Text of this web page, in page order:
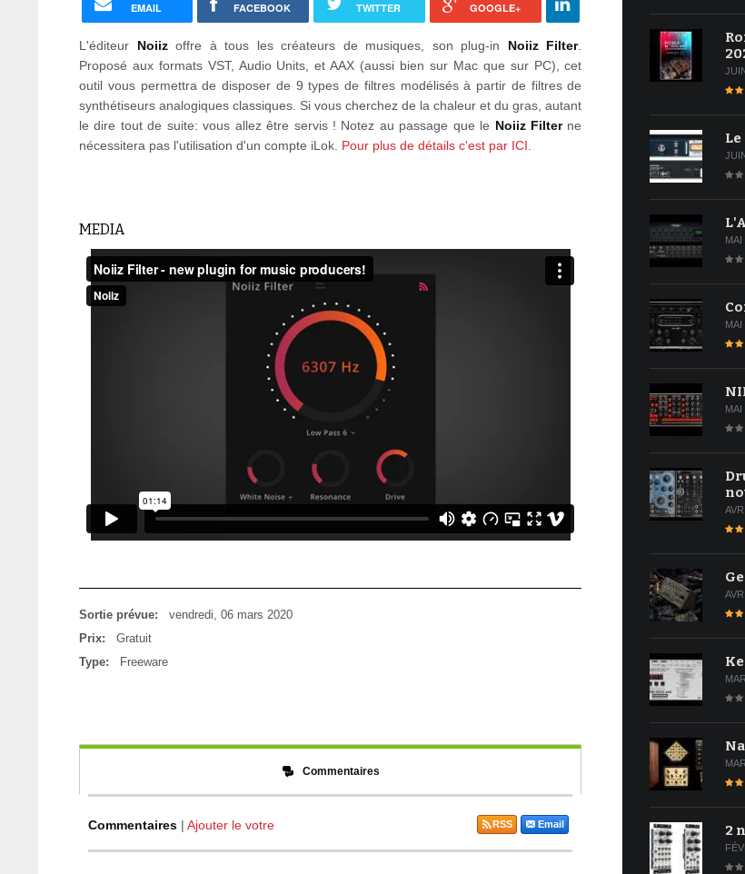
EMAIL FACEBOOK TWITTER GOOGLE+
L'éditeur Noiizoffre à tous les créateurs de musiques, son plug-in Noiiz Filter.
Proposé aux formats VST, Audio Units, et AAX (aussi bien sur Mac que sur PC), cet
outil vous permettra de disposer de 9 types de filtres modélisés à partir de filtres de
synthétiseurs analogiques classiques. Si vous cherchez de la chaleur et du gras, autant
le dire tout de suite: vous allez être servis ! Notez au passage que le Noiiz Filterne
nécessitera pas l'utilisation d'un compte iLok. Pour plus de détails c'est par ICI.
MEDIA
Sortie prévue:
vendredi, 06 mars 2020
Prix:
Gratuit
Type:
Freeware
Commentaires
Commentaires | Ajouter le votre Email
RSS
MAI
MAI
MAI
2